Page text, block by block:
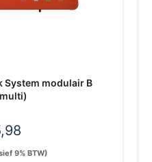
System modulair B
9% BTW)